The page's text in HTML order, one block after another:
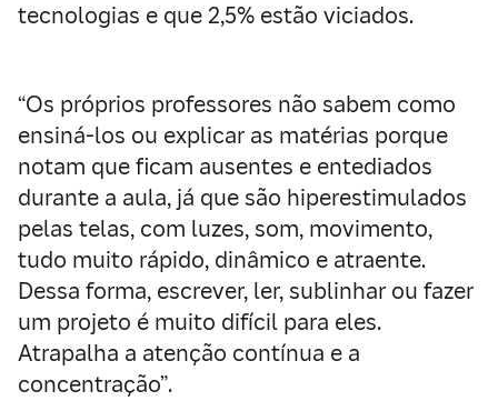
tecnologias e que 2,5% estão viciados.
“Os próprios professores não sabem como
ensiná-los ou explicar as matérias porque
notam que ficam ausentes e entediados
durante a aula, já que são hiperestimulados
pelas telas, com luzes, som, movimento,
tudo muito rápido, dinâmico e atraente.
Dessa forma, escrever, ler, sublinhar ou fazer
um projeto é muito difícil para eles.
Atrapalha a atenção contínua e a
concentração”.